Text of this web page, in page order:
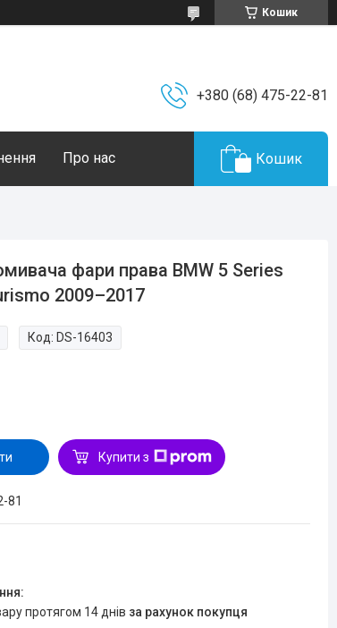
Кошик
+380 (68) 475-22-81
Про нас Кошик
фари права BMW 5 Series
2009–2017
Код: DS-16403
Купити з
81
протягом 14 днів за рахунок покупця